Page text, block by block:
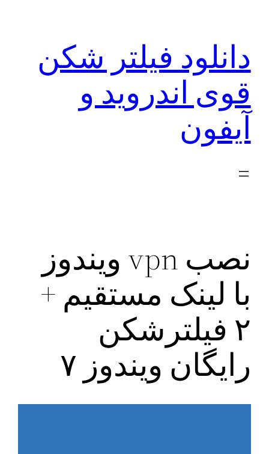
دانلود فیلتر شکن
قوی اندروید و
آیفون
نصب vpn ویندوز
با لینک مستقیم +
۲ فیلترشکن
رایگان ویندوز ۷